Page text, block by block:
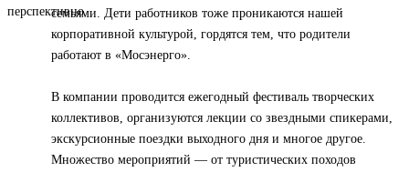
семьями. Дети работников тоже проникаются нашей
корпоративной культурой, гордятся тем, что родители
работают в «Мосэнерго».
В компании проводится ежегодный фестиваль творческих
коллективов, организуются лекции со звездными спикерами,
экскурсионные поездки выходного дня и многое другое.
Множество мероприятий — от туристических походов